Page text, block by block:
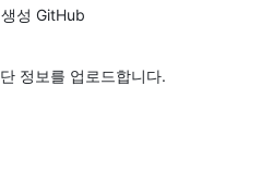
성 GitHub
정보를 업로드합니다.